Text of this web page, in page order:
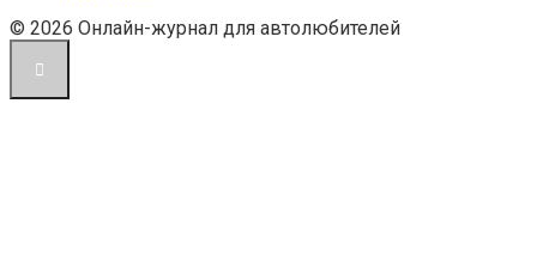
© 2026 Онлайн-журнал для автолюбителей